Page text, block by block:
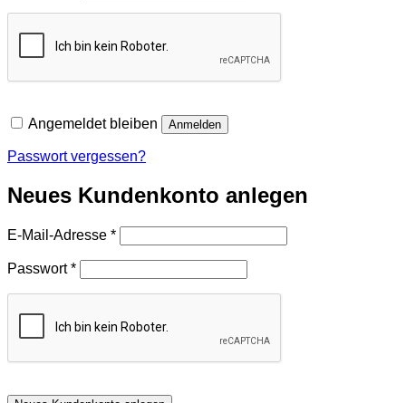
Angemeldet bleiben Anmelden
Passwort vergessen?
Neues Kundenkonto anlegen
E-Mail-Adresse *Erforderlich
Passwort*Erforderlich